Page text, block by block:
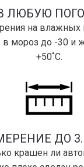
ЛЮБУЮ
на влажных
мороз до -30 и
+50˚С.
ДО
крашен ли